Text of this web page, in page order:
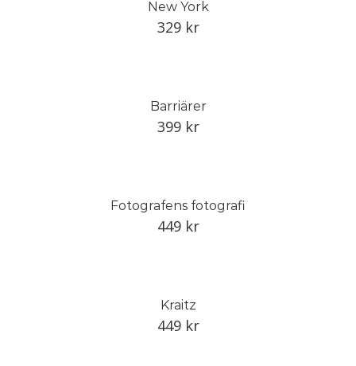
New York
329 kr
Barriärer
399 kr
Fotografens fotografi
449 kr
Kraitz
449 kr